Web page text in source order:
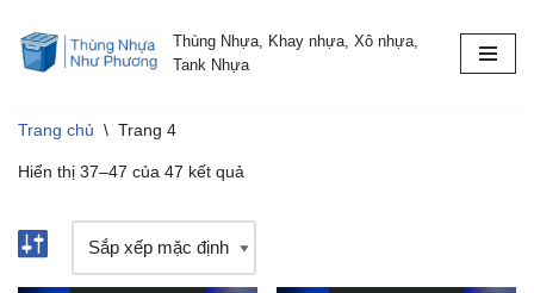
Chuyển
dung
Thùng Nhựa, Khay nhựa, Xô nhựa,
Tank Nhựa
Trang chủ \ Trang 4
Hiển thị 37–47 của 47 kết quả